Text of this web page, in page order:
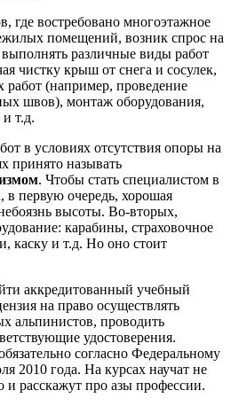
где востребовано многоэтажное
помещений, возник спрос на
различные виды работ
чистку крыш от снега и сосулек,
(например, проведение
швов), монтаж оборудования,
т.д.
в условиях отсутствия опоры на
принято называть
. Чтобы стать специалистом в
в первую очередь, хорошая
высоты. Во-вторых,
карабины, страховочное
каску и т.д. Но оно стоит
аккредитованный учебный
на право осуществлять
альпинистов, проводить
удостоверения.
согласно Федеральному
2010 года. На курсах научат не
и расскажут про азы профессии.